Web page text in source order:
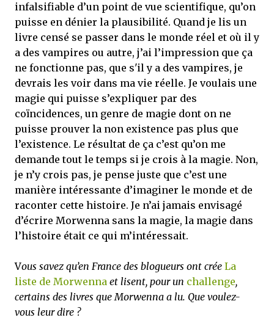
infalsifiable d’un point de vue scientifique, qu’on
puisse en dénier la plausibilité. Quand je lis un
livre censé se passer dans le monde réel et où il y
a des vampires ou autre, j’ai l’impression que ça
ne fonctionne pas, que s'il y a des vampires, je
devrais les voir dans ma vie réelle. Je voulais une
magie qui puisse s’expliquer par des
coïncidences, un genre de magie dont on ne
puisse prouver la non existence pas plus que
l’existence. Le résultat de ça c’est qu’on me
demande tout le temps si je crois à la magie. Non,
je n’y crois pas, je pense juste que c’est une
manière intéressante d’imaginer le monde et de
raconter cette histoire. Je n’ai jamais envisagé
d’écrire Morwenna sans la magie, la magie dans
l’histoire était ce qui m’intéressait.
Vous savez qu’en France des blogueurs ont crée La
liste de Morwenna et lisent, pour un challenge,
certains des livres que Morwenna a lu. Que voulez-
vous leur dire ?